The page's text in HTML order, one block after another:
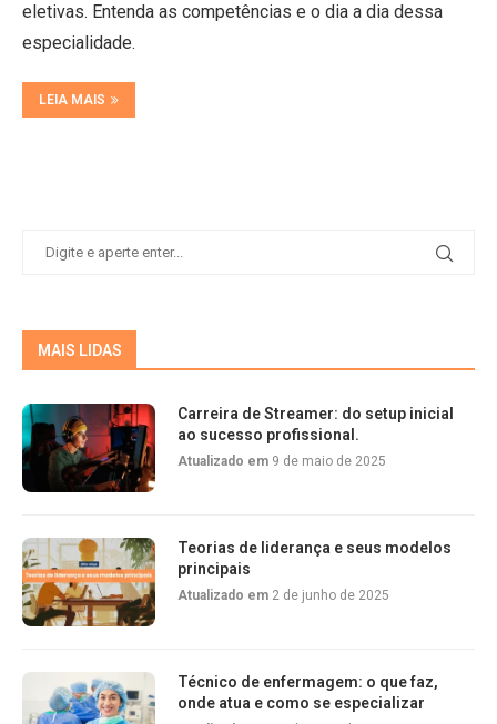
eletivas. Entenda as competências e o dia a dia dessa
especialidade.
LEIA MAIS
MAIS LIDAS
Carreira de Streamer: do setup inicial
ao sucesso profissional.
Atualizado em 9 de maio de 2025
Teorias de liderança e seus modelos
principais
Atualizado em 2 de junho de 2025
Técnico de enfermagem: o que faz,
onde atua e como se especializar